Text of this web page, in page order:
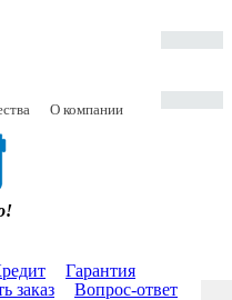
О компании
Гарантия
заказ Вопрос-ответ